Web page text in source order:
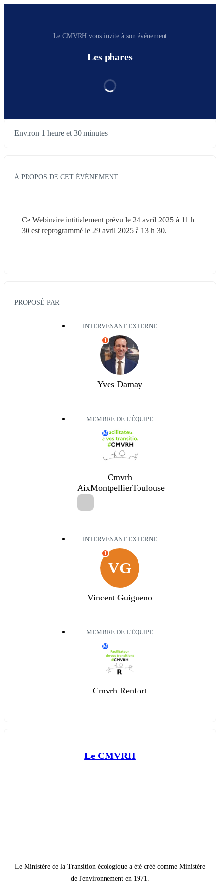
Le CMVRH vous invite à son événement
Les phares
Environ 1 heure et 30 minutes
À PROPOS DE CET ÉVÉNEMENT
Ce Webinaire intitialement prévu le 24 avril 2025 à 11 h
30 est reprogrammé le 29 avril 2025 à 13 h 30.
PROPOSÉ PAR
INTERVENANT EXTERNE
I
Yves Damay
MEMBRE DE L'ÉQUIPE
M
Cmvrh
AixMontpellierToulouse
INTERVENANT EXTERNE
VG
I
Vincent Guigueno
MEMBRE DE L'ÉQUIPE
M
Cmvrh Renfort
Le CMVRH
Le Ministère de la Transition écologique a été créé comme Ministère
de l'environnement en 1971.